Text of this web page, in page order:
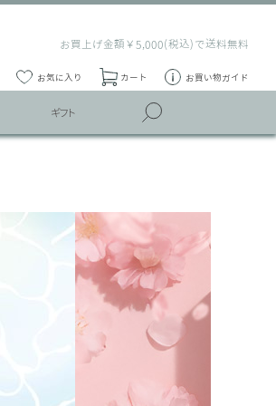
お買上げ金額￥5,000(税込)で送料無料
お気に入り カート お買い物ガイド
ギフト